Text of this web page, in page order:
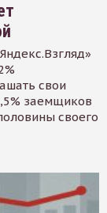
свои
заемщиков
своего